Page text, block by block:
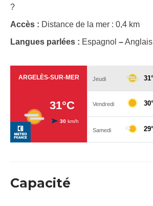
?
Accès : Distance de la mer : 0,4 km
Langues parlées : Espagnol –Anglais
Capacité